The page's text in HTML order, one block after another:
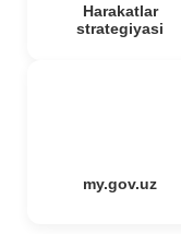
Harakatlar
strategiyasi
my.gov.uz